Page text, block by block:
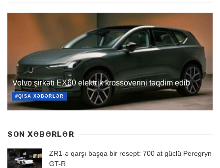
Volvo şirkəti EX60 elektrik krossoverini təqdim edib
#QISA XƏBƏRLƏR
SON XƏBƏRLƏR
ZR1-ə qarşı başqa bir resept: 700 at güclü Peregryn
GT-R